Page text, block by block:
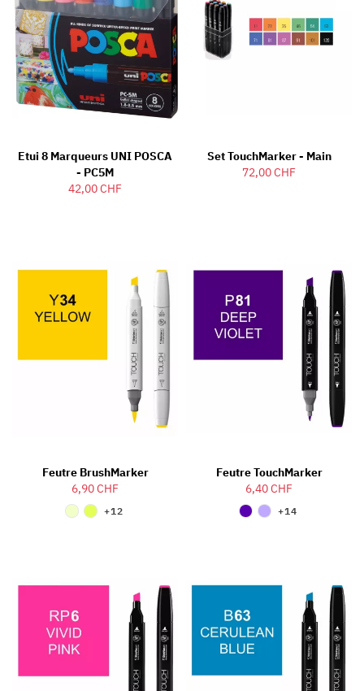
Etui 8 Marqueurs UNI POSCA
- PC5M
42,00 CHF
Set TouchMarker - Main
72,00 CHF
Feutre BrushMarker
6,90 CHF
+12
Feutre TouchMarker
6,40 CHF
+14